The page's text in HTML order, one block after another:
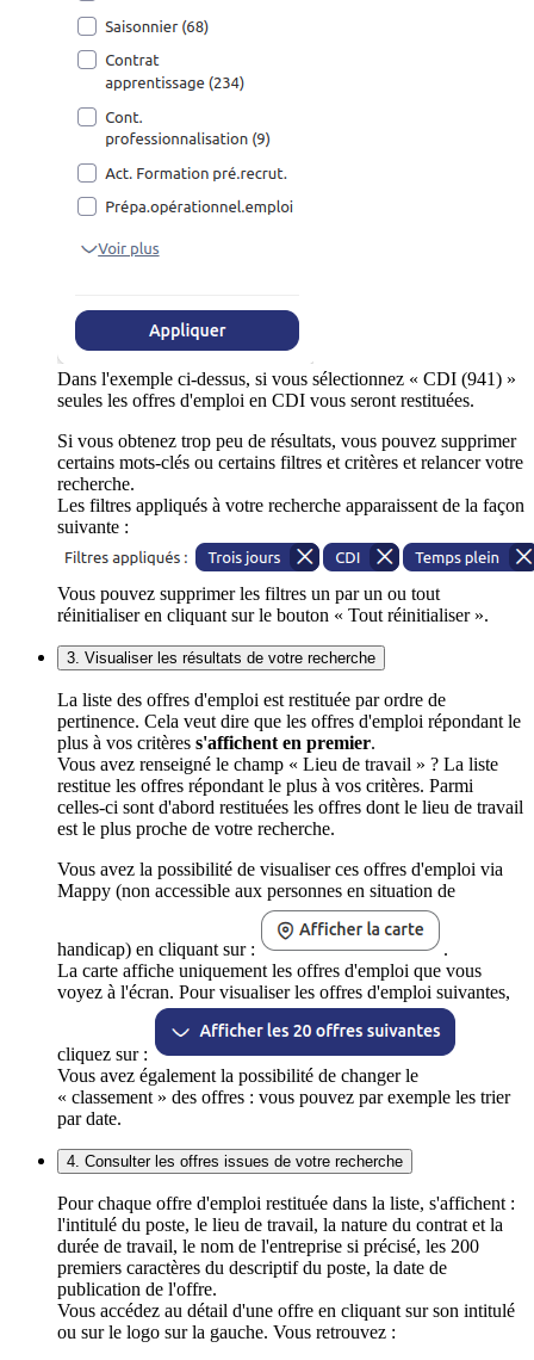
Dans l'exemple ci-dessus, si vous sélectionnez « CDI (941) »
seules les offres d'emploi en CDI vous seront restituées.
Si vous obtenez trop peu de résultats, vous pouvez supprimer
certains mots-clés ou certains filtres et critères et relancer votre
recherche.
Les filtres appliqués à votre recherche apparaissent de la façon
suivante :
Vous pouvez supprimer les filtres un par un ou tout
réinitialiser en cliquant sur le bouton « Tout réinitialiser ».
3. Visualiser les résultats de votre recherche
La liste des offres d'emploi est restituée par ordre de
pertinence. Cela veut dire que les offres d'emploi répondant le
plus à vos critères s'affichent en premier.
Vous avez renseigné le champ « Lieu de travail » ? La liste
restitue les offres répondant le plus à vos critères. Parmi
celles-ci sont d'abord restituées les offres dont le lieu de travail
est le plus proche de votre recherche.
Vous avez la possibilité de visualiser ces offres d'emploi via
Mappy (non accessible aux personnes en situation de
handicap) en cliquant sur :
.
La carte affiche uniquement les offres d'emploi que vous
voyez à l'écran. Pour visualiser les offres d'emploi suivantes,
cliquez sur :
Vous avez également la possibilité de changer le
« classement » des offres : vous pouvez par exemple les trier
par date.
4. Consulter les offres issues de votre recherche
Pour chaque offre d'emploi restituée dans la liste, s'affichent :
l'intitulé du poste, le lieu de travail, la nature du contrat et la
durée de travail, le nom de l'entreprise si précisé, les 200
premiers caractères du descriptif du poste, la date de
publication de l'offre.
Vous accédez au détail d'une offre en cliquant sur son intitulé
ou sur le logo sur la gauche. Vous retrouvez :